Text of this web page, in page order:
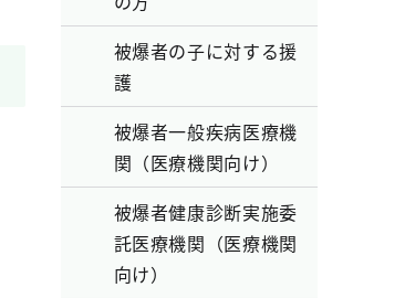
被爆者の子に対する援
護
被爆者一般疾病医療機
関（医療機関向け）
被爆者健康診断実施委
託医療機関（医療機関
向け）